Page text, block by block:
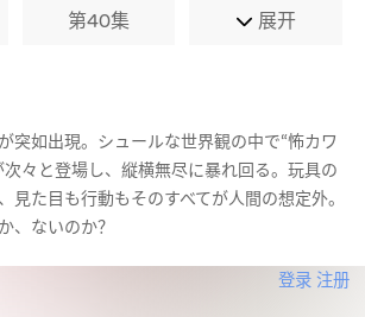
第40集 展开
突如出現。シュールな世界観の中で“怖カワ
々と登場し、縦横無尽に暴れ回る。玩具の
見た目も行動もそのすべてが人間の想定外。
、ないのか？
登录 注册